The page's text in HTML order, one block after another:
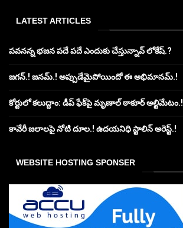
LATEST ARTICLES
పవనన్న భజన పదే పదే ఎందుకు చేస్తున్నావ్ లోకేష్.?
జగన్.! జనమ్.! అప్పుడేమైపోయిందో ఈ అభిమానమ్.!
కోర్టులో కలుద్దాం: డీప్ ఫేక్‌పై మృణాల్ ఠాకూర్ అల్టిమేటం.!
కావేరీ జలాలపై నోటి దూల.! ఉదయనిధి స్టాలిన్ అరెస్ట్.!
WEBSITE HOSTING SPONSER